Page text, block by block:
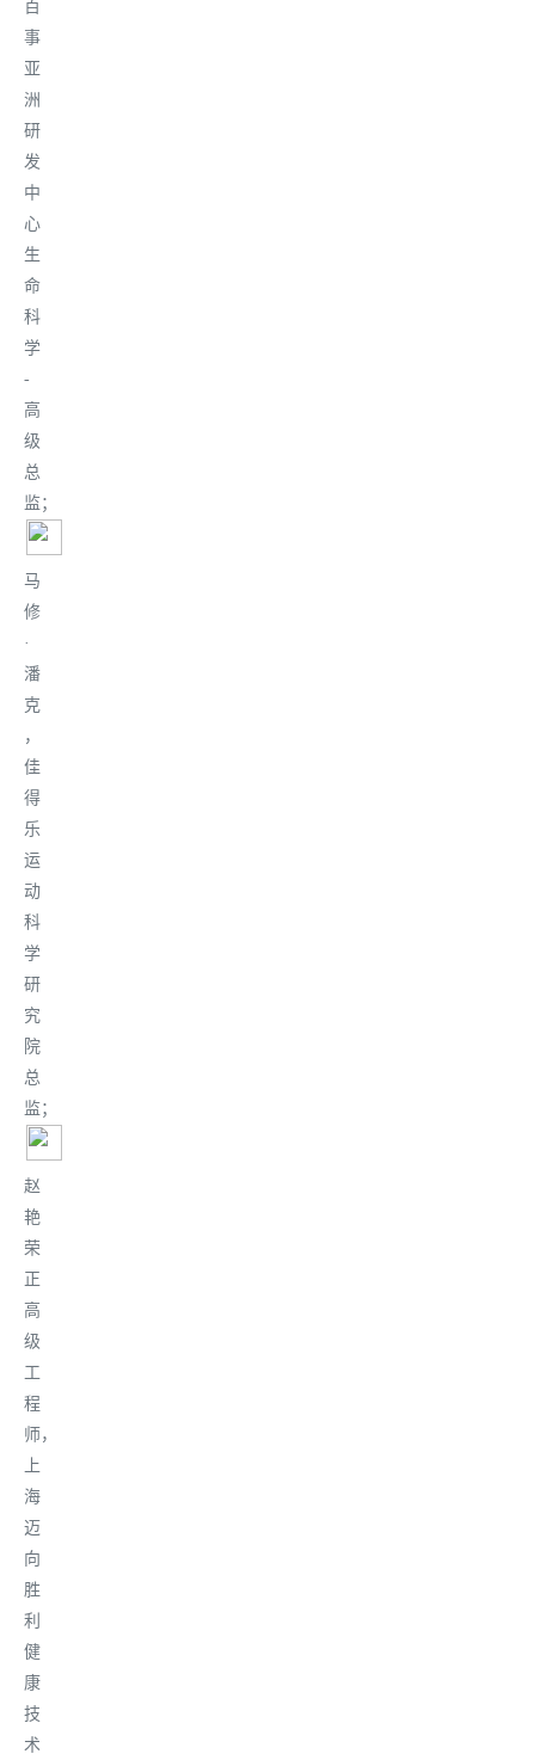
百
事
亚
洲
研
发
中
心
生
命
科
学
-
高
级
总
监；
马
修
·
潘
克
，
佳
得
乐
运
动
科
学
研
究
院
总
监；
赵
艳
荣
正
高
级
工
程
师，
上
海
迈
向
胜
利
健
康
技
术